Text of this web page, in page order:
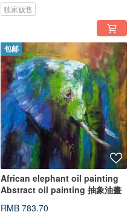
独家贩售
包邮
African elephant oil painting
Abstract oil painting 抽象油畫
RMB 783.70